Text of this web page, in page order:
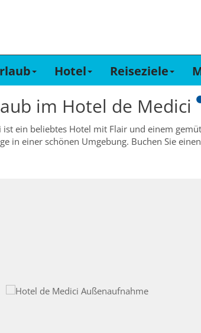
Hotel Reiseziele
im Hotel de Medici
ist ein beliebtes Hotel mit Flair und einem
in einer schönen Umgebung. Buchen Sie